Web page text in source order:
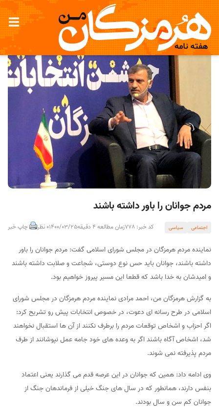
مردم جوانان را باور داشته باشند
اجتماعی سیاسی کد خبر: 778 زمان مطالعه 4 دقیقه 1400/03/250 نظر چاپ خبر
نماینده مردم هرمزگان در مجلس شورای اسلامی گفت: مردم جوانان را باور
داشته باشند، جوانان باید حس نوع دوستی، شجاعت و صلابت داشته باشند
و امیدشان به خدا باشد که قطعا این مسیر پیروز خواهیم بود.
به گزارش هرمزگان من، احمد مرادی نماینده مردم هرمزگان در مجلس شورای
اسلامی در طرح رسانه ای دعوت، در خصوص انتخابات پیش رو تشریح کرد:
اگر احزاب و اشخاص توقعات مردم را برطرف نکنند از آن ها استقبال نخواهند
شد، اشخاص آگاه باشند اگر به وعده های خود جامه عمل نپوشانند از طرف
مردم پذیرفته نمی شوند.
وی ادامه داد: همین که جوانان در این عرصه قدم می گذارند یعنی اعتماد
بنفس دارند، همانطور که در سال های جنگ خیلی از فرماندهان جنگ از
جوانان کم سن و سال بودند.